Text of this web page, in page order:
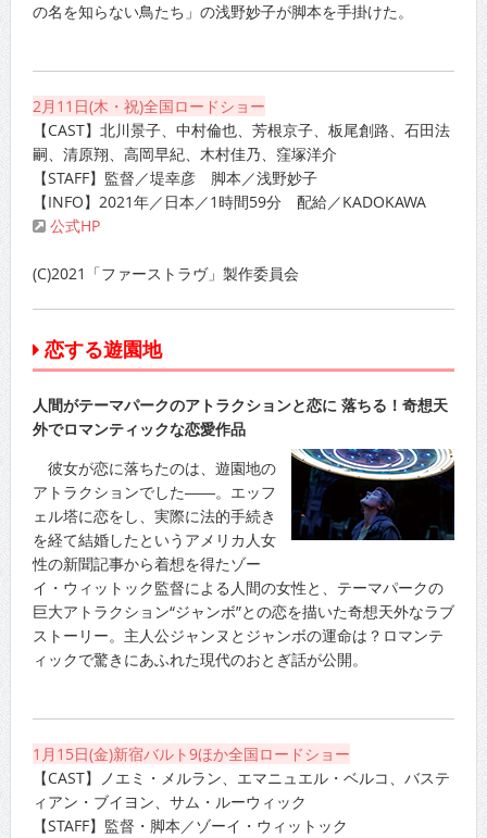
の名を知らない鳥たち」の浅野妙子が脚本を手掛けた。
2月11日(木・祝)全国ロードショー
【CAST】北川景子、中村倫也、芳根京子、板尾創路、石田法
嗣、清原翔、高岡早紀、木村佳乃、窪塚洋介
【STAFF】監督／堤幸彦 脚本／浅野妙子
【INFO】2021年／日本／1時間59分 配給／KADOKAWA
公式HP
(C)2021「ファーストラヴ」製作委員会
恋する遊園地
人間がテーマパークのアトラクションと恋に 落ちる！奇想天
外でロマンティックな恋愛作品
彼女が恋に落ちたのは、遊園地の
アトラクションでした――。エッフ
ェル塔に恋をし、実際に法的手続き
を経て結婚したというアメリカ人女
性の新聞記事から着想を得たゾー
イ・ウィットック監督による人間の女性と、テーマパークの
巨大アトラクション“ジャンボ”との恋を描いた奇想天外なラブ
ストーリー。主人公ジャンヌとジャンボの運命は？ロマンテ
ィックで驚きにあふれた現代のおとぎ話が公開。
1月15日(金)新宿バルト9ほか全国ロードショー
【CAST】ノエミ・メルラン、エマニュエル・ベルコ、バステ
ィアン・ブイヨン、サム・ルーウィック
【STAFF】監督・脚本／ゾーイ・ウィットック